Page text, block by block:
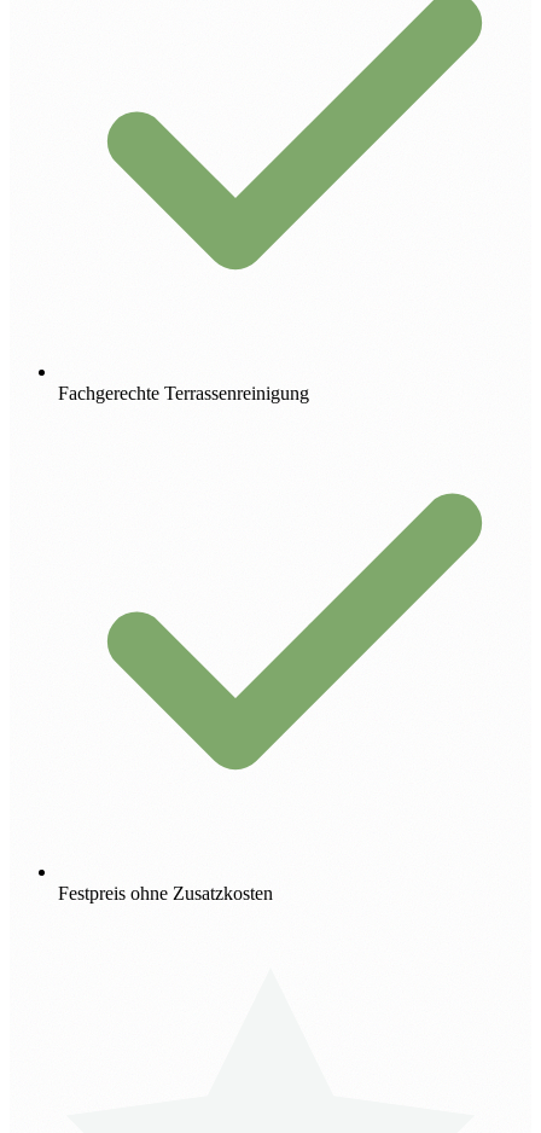
Fachgerechte Terrassenreinigung
Festpreis ohne Zusatzkosten